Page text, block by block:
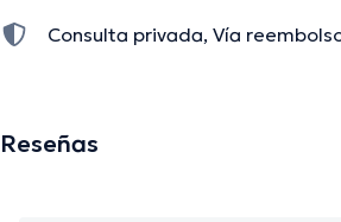
Consulta privada, Vía
Reseñas